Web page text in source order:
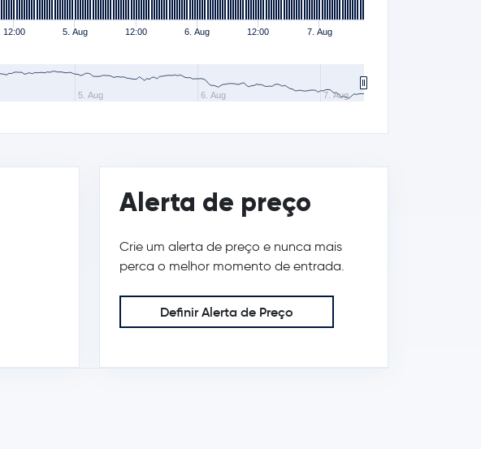
12:00 5. Aug 12:00 6. Aug 12:00 7. Aug
5. Aug 6. Aug 7. Aug
Alerta de preço
Crie um alerta de preço e nunca mais
perca o melhor momento de entrada.
Definir Alerta de Preço